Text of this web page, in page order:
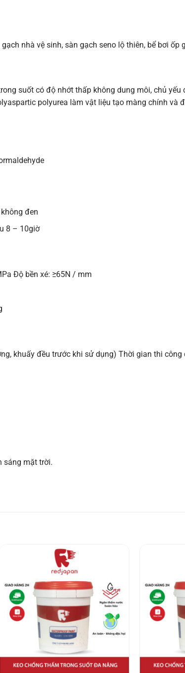
nhà vệ sinh, sàn gạch seno lộ thiên, bể bơi ốp
suốt có độ nhớt thấp không dung môi, chủ
polyurea làm vật liệu tạo màng chính
đen
8 – 10giờ
Độ bền xé: ≥65N / mm
khuấy đều trước khi sử dụng) Thời gian thi công
sáng mặt trời.